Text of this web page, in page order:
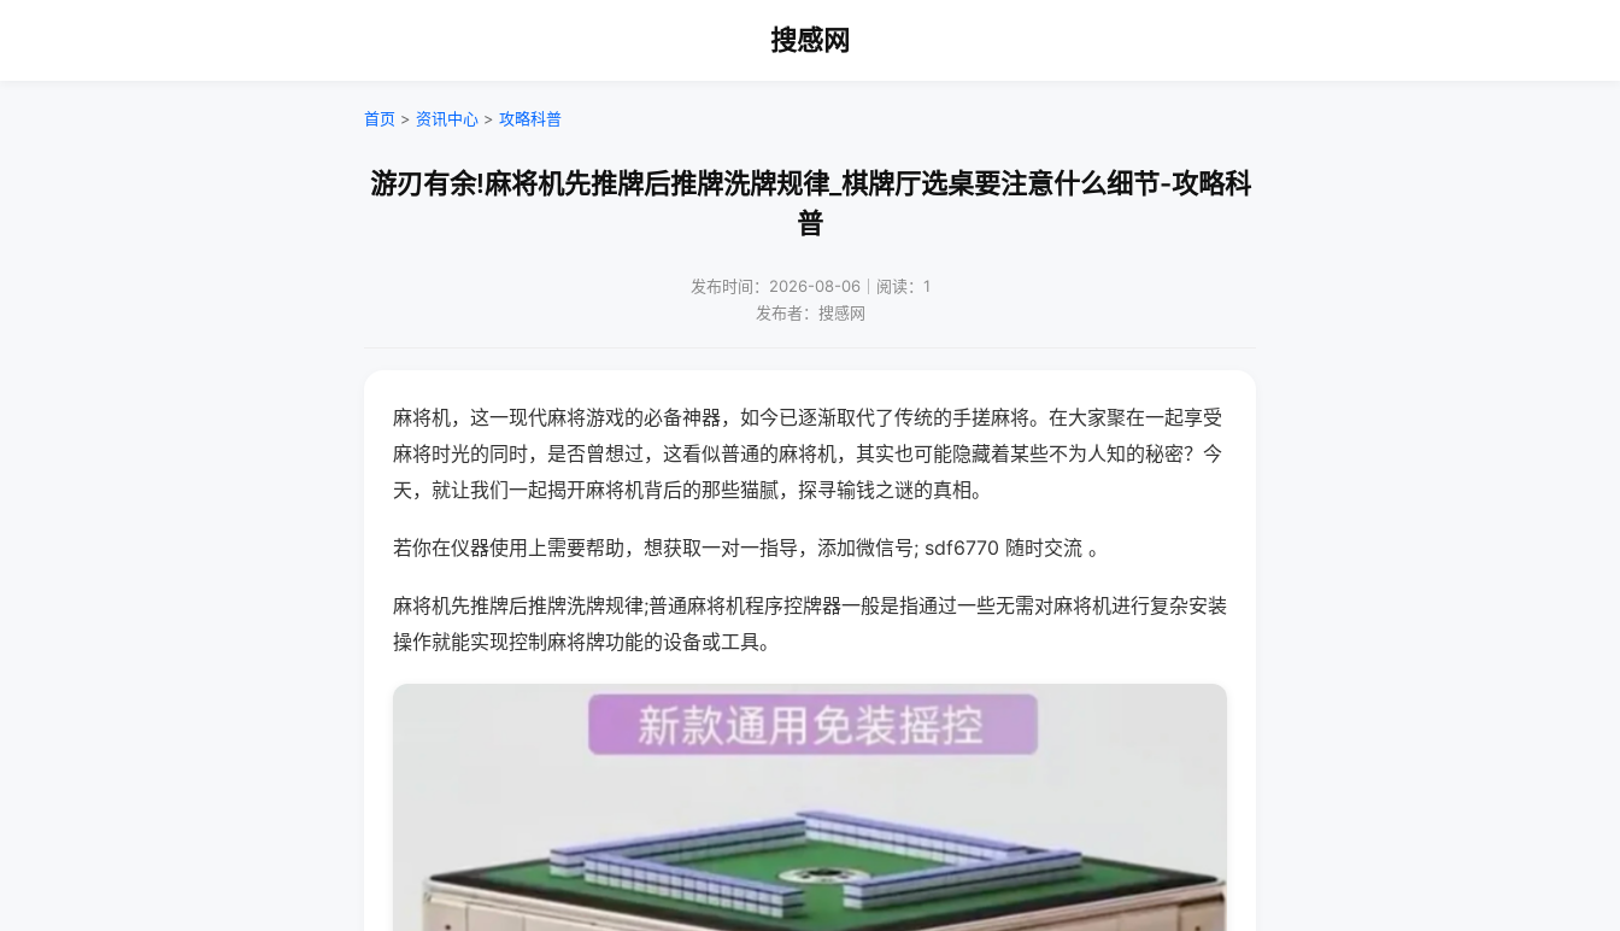
搜感网
首页 > 资讯中心 > 攻略科普
游刃有余!麻将机先推牌后推牌洗牌规律_棋牌厅选桌要注意什么细节-攻略科
普
发布时间：2026-08-06｜阅读：1
发布者：搜感网
麻将机，这一现代麻将游戏的必备神器，如今已逐渐取代了传统的手搓麻将。在大家聚在一起享受
麻将时光的同时，是否曾想过，这看似普通的麻将机，其实也可能隐藏着某些不为人知的秘密？今
天，就让我们一起揭开麻将机背后的那些猫腻，探寻输钱之谜的真相。
若你在仪器使用上需要帮助，想获取一对一指导，添加微信号; sdf6770 随时交流 。
麻将机先推牌后推牌洗牌规律;普通麻将机程序控牌器一般是指通过一些无需对麻将机进行复杂安装
操作就能实现控制麻将牌功能的设备或工具。